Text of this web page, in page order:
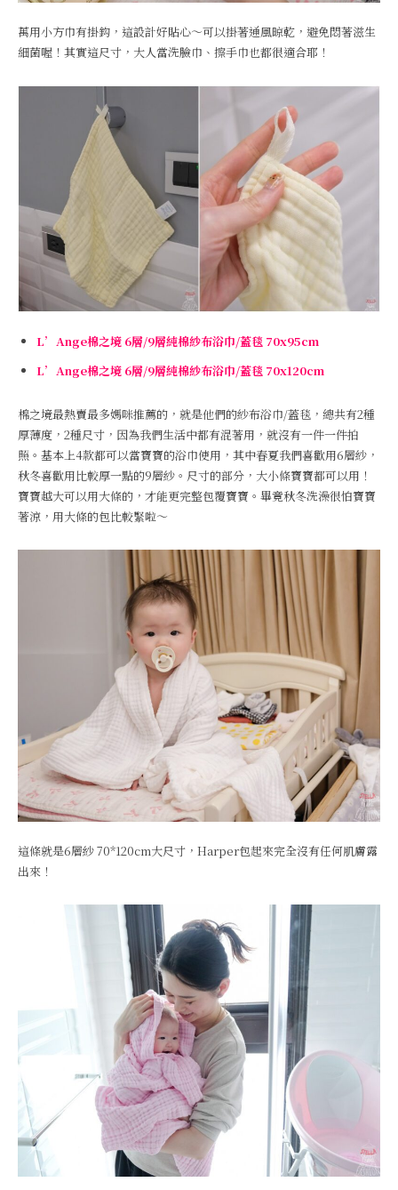
萬用小方巾有掛鈎，這設計好貼心～可以掛著通風晾乾，避免悶著滋生
細菌喔！其實這尺寸，大人當洗臉巾、擦手巾也都很適合耶！
L’Ange棉之境 6層/9層純棉紗布浴巾/蓋毯 70x95cm
L’Ange棉之境 6層/9層純棉紗布浴巾/蓋毯 70x120cm
棉之境最熱賣最多媽咪推薦的，就是他們的紗布浴巾/蓋毯，總共有2種
厚薄度，2種尺寸，因為我們生活中都有混著用，就沒有一件一件拍
照。基本上4款都可以當寶寶的浴巾使用，其中春夏我們喜歡用6層紗，
秋冬喜歡用比較厚一點的9層紗。尺寸的部分，大小條寶寶都可以用！
寶寶越大可以用大條的，才能更完整包覆寶寶。畢竟秋冬洗澡很怕寶寶
著涼，用大條的包比較緊啦～
這條就是6層紗 70*120cm大尺寸，Harper包起來完全沒有任何肌膚露
出來！